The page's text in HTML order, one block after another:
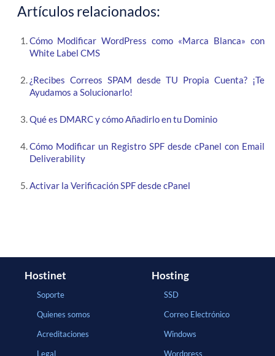
Artículos relacionados:
Cómo Modificar WordPress como «Marca Blanca» con
White Label CMS
¿Recibes Correos SPAM desde TU Propia Cuenta? ¡Te
Ayudamos a Solucionarlo!
Qué es DMARC y cómo Añadirlo en tu Dominio
Cómo Modificar un Registro SPF desde cPanel con Email
Deliverability
Activar la Verificación SPF desde cPanel
Hostinet
Soporte
Quienes somos
Acreditaciones
Legal
Hosting
SSD
Correo Electrónico
Windows
Wordpress